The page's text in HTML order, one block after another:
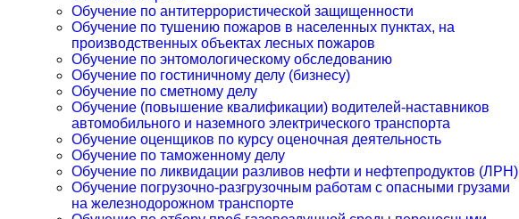
Обучение по антитеррористической защищенности
Обучение по тушению пожаров в населенных пунктах, на
производственных объектах лесных пожаров
Обучение по энтомологическому обследованию
Обучение по гостиничному делу (бизнесу)
Обучение по сметному делу
Обучение (повышение квалификации) водителей-наставников
автомобильного и наземного электрического транспорта
Обучение оценщиков по курсу оценочная деятельность
Обучение по таможенному делу
Обучение по ликвидации разливов нефти и нефтепродуктов (ЛРН)
Обучение погрузочно-разгрузочным работам с опасными грузами
на железнодорожном транспорте